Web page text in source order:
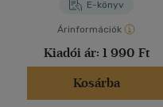
E-könyv
Árinformációk
Kiadói ár: 1 990 Ft
Kosárba